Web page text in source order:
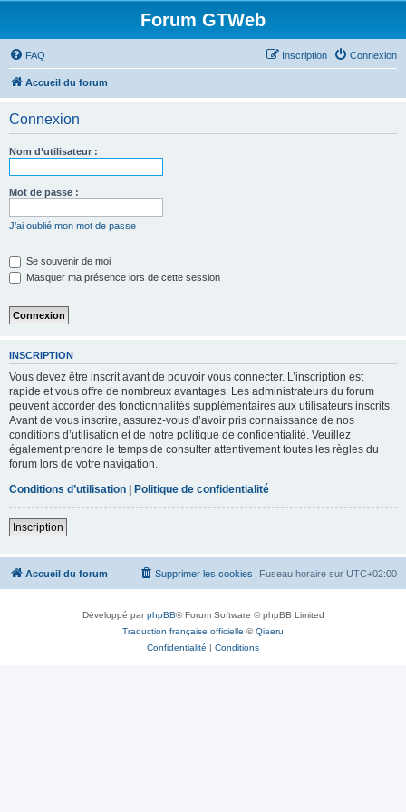
Forum GTWeb
FAQ Connexion
Inscription
Accueil du forum
Connexion
Nom d’utilisateur :
Mot de passe :
J’ai oublié mon mot de passe
Se souvenir de moi
Masquer ma présence lors de cette session
INSCRIPTION
Vous devez être inscrit avant de pouvoir vous connecter. L’inscription est
rapide et vous offre de nombreux avantages. Les administrateurs du forum
peuvent accorder des fonctionnalités supplémentaires aux utilisateurs inscrits.
Avant de vous inscrire, assurez-vous d’avoir pris connaissance de nos
conditions d’utilisation et de notre politique de confidentialité. Veuillez
également prendre le temps de consulter attentivement toutes les règles du
forum lors de votre navigation.
Conditions d’utilisation | Politique de confidentialité
Inscription
Accueil du forum Fuseau horaire sur UTC+02:00
Supprimer les cookies
Développé parphpBB® Forum Software © phpBB Limited
Traduction française officielle ©Qiaeru
Confidentialité | Conditions